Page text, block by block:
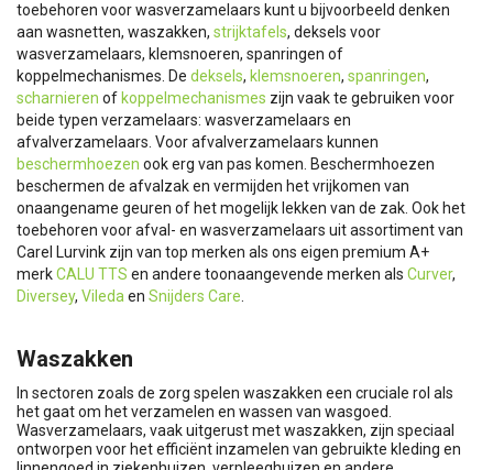
toebehoren voor wasverzamelaars kunt u bijvoorbeeld denken
aan wasnetten, waszakken, strijktafels, deksels voor
wasverzamelaars, klemsnoeren, spanringen of
koppelmechanismes. De deksels, klemsnoeren, spanringen,
scharnieren ofkoppelmechanismes zijn vaak te gebruiken voor
beide typen verzamelaars: wasverzamelaars en
afvalverzamelaars. Voor afvalverzamelaars kunnen
beschermhoezen ook erg van pas komen. Beschermhoezen
beschermen de afvalzak en vermijden het vrijkomen van
onaangename geuren of het mogelijk lekken van de zak. Ook het
toebehoren voor afval- en wasverzamelaars uit assortiment van
Carel Lurvink zijn van top merken als ons eigen premium A+
merkCALU TTS en andere toonaangevende merken als Curver,
Diversey, Vileda en Snijders Care
Waszakken
In sectoren zoals de zorg spelen waszakken een cruciale rol als
het gaat om het verzamelen en wassen van wasgoed.
Wasverzamelaars, vaak uitgerust met waszakken, zijn speciaal
ontworpen voor het efficiënt inzamelen van gebruikte kleding en